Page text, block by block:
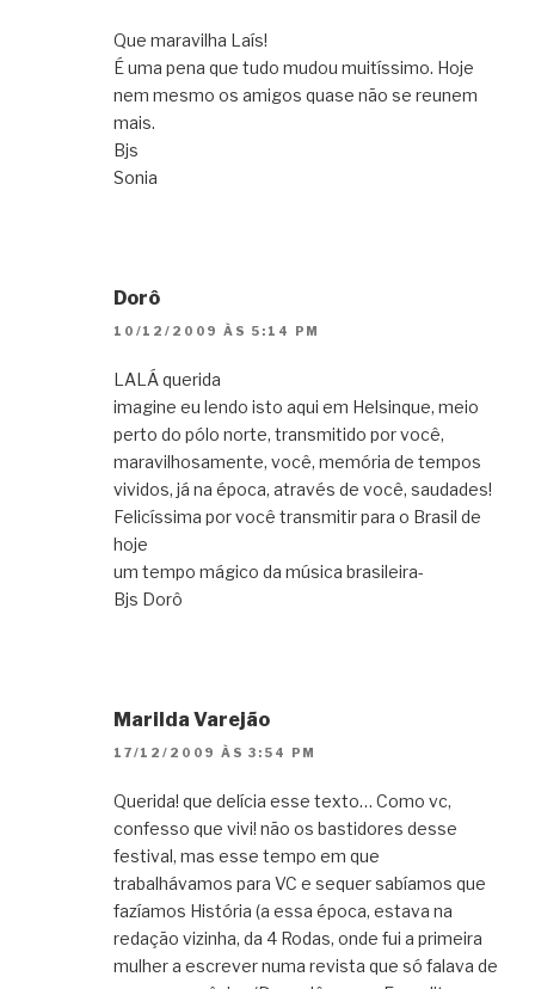
Que maravilha Laís!
É uma pena que tudo mudou muitíssimo. Hoje
nem mesmo os amigos quase não se reunem
mais.
Bjs
Sonia
Dorô
10/12/2009 ÀS 5:14 PM
LALÁ querida
imagine eu lendo isto aqui em Helsinque, meio
perto do pólo norte, transmitido por você,
maravilhosamente, você, memória de tempos
vividos, já na época, através de você, saudades!
Felicíssima por você transmitir para o Brasil de
hoje
um tempo mágico da música brasileira-
Bjs Dorô
Marilda Varejão
17/12/2009 ÀS 3:54 PM
Querida! que delícia esse texto… Como vc,
confesso que vivi! não os bastidores desse
festival, mas esse tempo em que
trabalhávamos para VC e sequer sabíamos que
fazíamos História (a essa época, estava na
redação vizinha, da 4 Rodas, onde fui a primeira
mulher a escrever numa revista que só falava de